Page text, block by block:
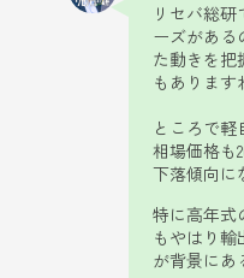
リセバ総
ーズがある
た動きを把
もあります
ところで
相場価格も
下落傾向に
特に高年式
もやはり輸
が背景にあ